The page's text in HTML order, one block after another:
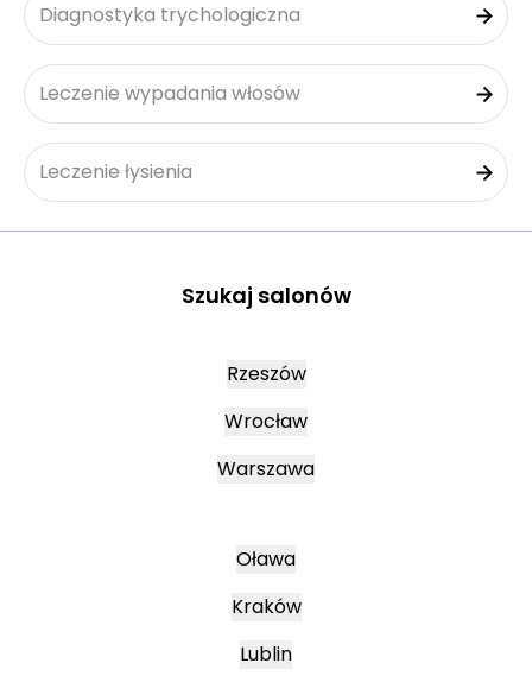
Diagnostyka trychologiczna
Leczenie wypadania włosów
Leczenie łysienia
Szukaj salonów
Rzeszów
Wrocław
Warszawa
Oława
Kraków
Lublin